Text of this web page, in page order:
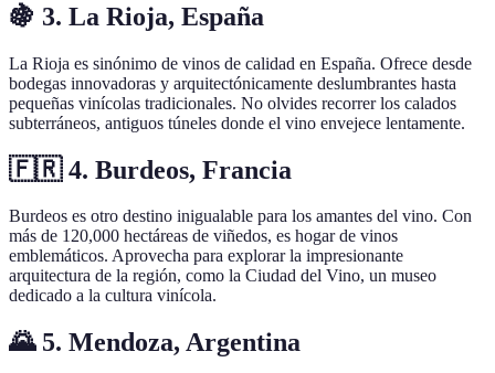
🍇 3. La Rioja, España
La Rioja es sinónimo de vinos de calidad en España. Ofrece desde
bodegas innovadoras y arquitectónicamente deslumbrantes hasta
pequeñas vinícolas tradicionales. No olvides recorrer los calados
subterráneos, antiguos túneles donde el vino envejece lentamente.
🇫🇷 4. Burdeos, Francia
Burdeos es otro destino inigualable para los amantes del vino. Con
más de 120,000 hectáreas de viñedos, es hogar de vinos
emblemáticos. Aprovecha para explorar la impresionante
arquitectura de la región, como la Ciudad del Vino, un museo
dedicado a la cultura vinícola.
🌄 5. Mendoza, Argentina